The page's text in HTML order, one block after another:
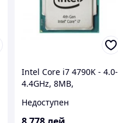
Intel Core i7 4790K - 4.0-
4.4GHz, 8MB,
Intel® HD Graphics
4600, 22nm, 84W, Tray
Недоступен